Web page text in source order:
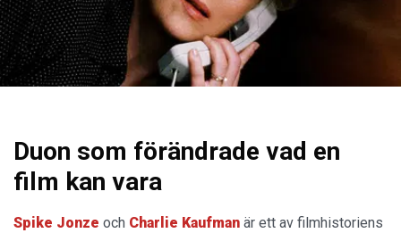
Duon som förändrade vad en
film kan vara
Spike Jonze och Charlie Kaufman är ett av filmhistoriens